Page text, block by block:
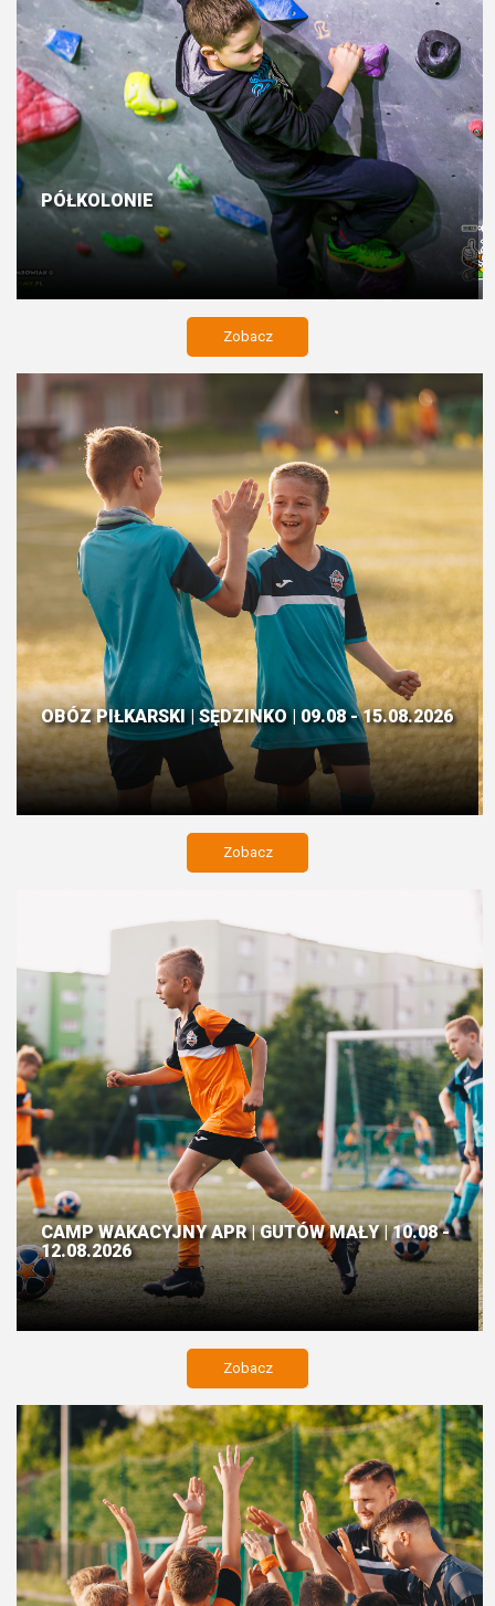
PÓŁKOLONIE
Zobacz
OBÓZ PIŁKARSKI | SĘDZINKO | 09.08 - 15.08.2026
Zobacz
CAMP WAKACYJNY APR | GUTÓW MAŁY | 10.08 -
12.08.2026
Zobacz